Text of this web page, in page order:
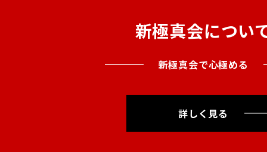
新極真会につい
新極真会で心極める
詳しく見る